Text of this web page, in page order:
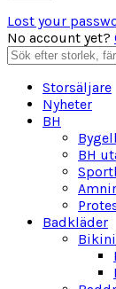
Lost your
No account yet?
Search
for:
Storsäljare
Nyheter
BH
BH
Badkläder
Bikini